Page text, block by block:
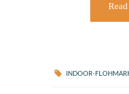
INDOOR-